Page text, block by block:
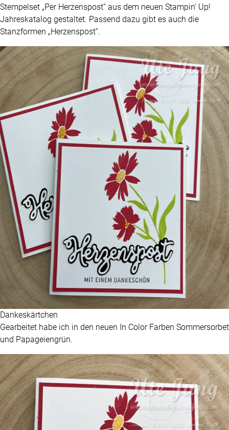
Stempelset „Per Herzenspost“ aus dem neuen Stampin‘ Up!
Jahreskatalog gestaltet. Passend dazu gibt es auch die
Stanzformen „Herzenspost“.
Dankeskärtchen
Gearbeitet habe ich in den neuen In Color Farben Sommersorbet
und Papageiengrün.